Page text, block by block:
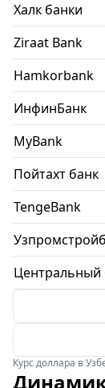
Халк банки
Ziraat Bank
Hamkorbank
ИнфинБанк
MyBank
Пойтахт банк
TengeBank
Центральный
Курс доллара в